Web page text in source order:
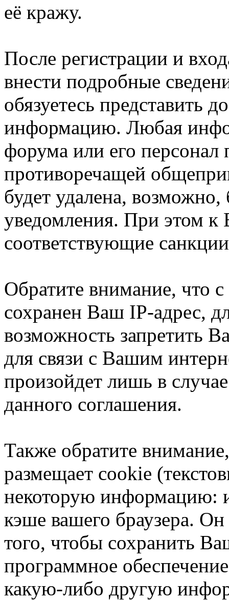
её кражу.
После регистрации и
внести подробные
обязуетесь представить
информацию. Любая
форума или его персонал
противоречащей
будет удалена, возможно,
уведомления. При этом
соответствующие
Обратите внимание, что
сохранен Ваш IP-адрес,
возможность запретить
для связи с Вашим
произойдет лишь в
данного соглашения.
Также обратите
размещает cookie
некоторую информацию:
кэше вашего браузера.
того, чтобы сохранить
программное
какую-либо другую